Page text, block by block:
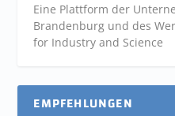
Eine Plattform der
Brandenburg und des
for Industry and Science
EMPFEHLUNGEN